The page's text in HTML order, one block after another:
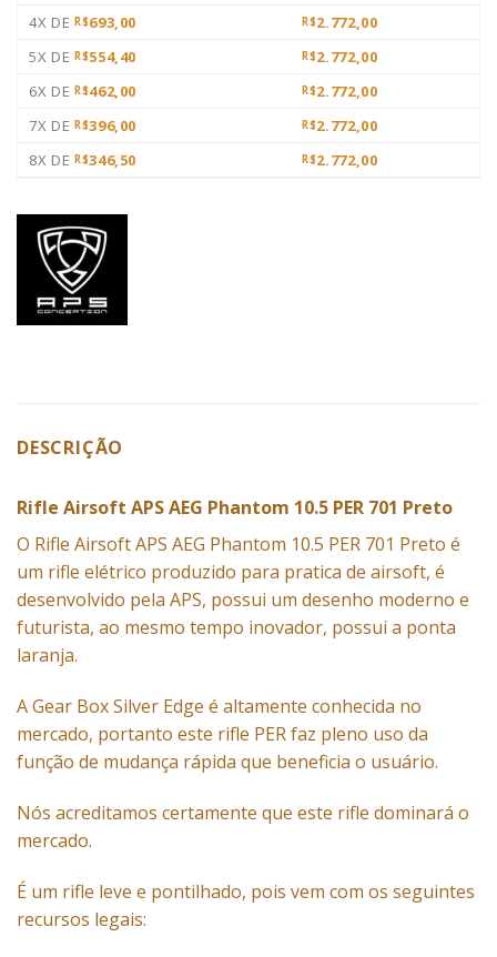
4X DE R$693,00 R$2.772,00
5X DE R$554,40 R$2.772,00
6X DE R$462,00 R$2.772,00
7X DE R$396,00 R$2.772,00
8X DE R$346,50 R$2.772,00
DESCRIÇÃO
Rifle Airsoft APS AEG Phantom 10.5 PER 701 Preto
O Rifle AirsoftAPS AEG Phantom 10.5 PER 701 Preto é
um rifle elétrico produzido para pratica de airsoft, é
desenvolvido pela APS, possui um desenho moderno e
futurista, ao mesmo tempo inovador, possui a ponta
laranja.
A Gear Box Silver Edge é altamente conhecida no
mercado, portanto este rifle PER faz pleno uso da
função de mudança rápida que beneficia o usuário.
Nós acreditamos certamente que este rifle dominará o
mercado.
É um rifle leve e pontilhado, pois vem com os seguintes
recursos legais: